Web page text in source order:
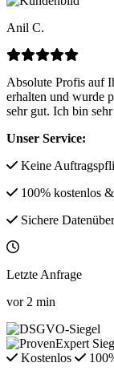
Anil C.
Absolute Profis auf
erhalten und wurde
sehr gut. Ich bin
Unser Service:
Keine
100% kostenlos
Sichere
Letzte Anfrage
vor 2 min
Kostenlos